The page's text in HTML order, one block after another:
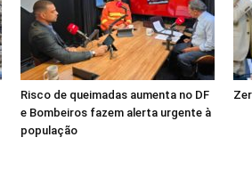
Risco de queimadas aumenta no DF
e Bombeiros fazem alerta urgente à
população